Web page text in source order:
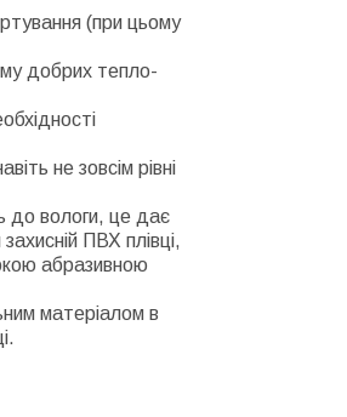
(при цьому
добрих тепло-
не зовсім рівні
до вологи, це дає
ПВХ плівці,
абразивною
матеріалом в